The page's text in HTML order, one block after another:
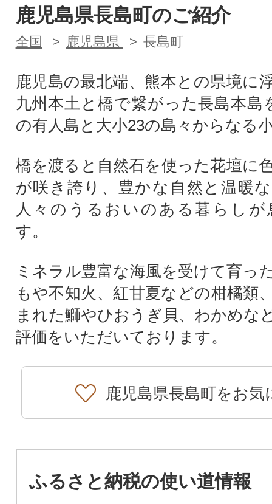
鹿児島県長島町のご紹介
全国 鹿児島県 長島町
鹿児島の最北端、熊本との県境に
九州本土と橋で繋がった長島本島
の有人島と大小23の島々からなる
橋を渡ると自然石を使った花壇に
が咲き誇り、豊かな自然と温暖
人々のうるおいのある暮らし
す。
ミネラル豊富な海風を受けて育っ
もや不知火、紅甘夏などの柑橘類
まれた鰤やひおうぎ貝、わかめな
評価をいただいております。
鹿児島県長島町をお気
ふるさと納税の使い道情報